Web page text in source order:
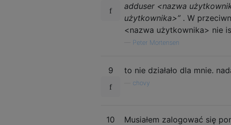
adduser <nazwa
użytkownika>”. W
<nazwa użytkownika> nie
Peter Mortensen
9 to nie działało dla mnie.
chovy
10 Musiałem zalogować się